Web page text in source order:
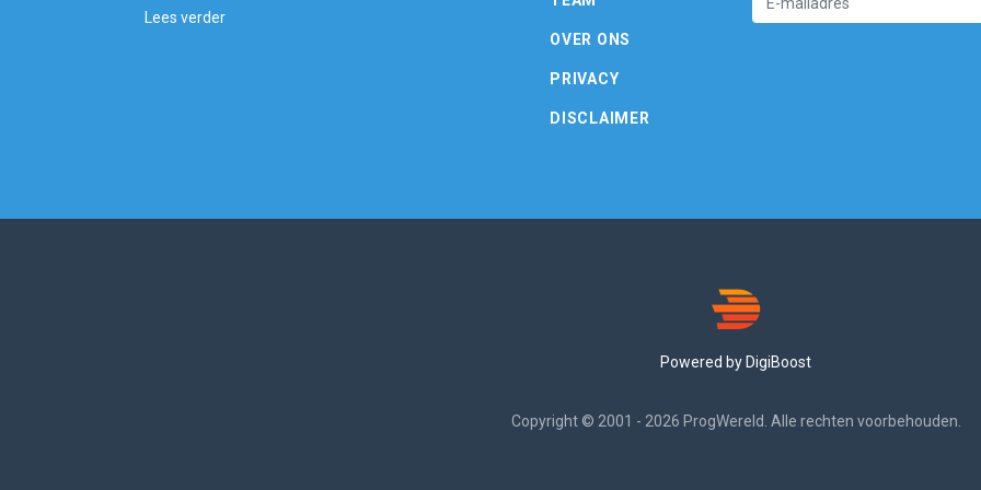
Lees verder
OVER ONS
PRIVACY
DISCLAIMER
Powered by DigiBoost
Copyright © 2001 - 2026 ProgWereld. Alle rechten voorbehouden.